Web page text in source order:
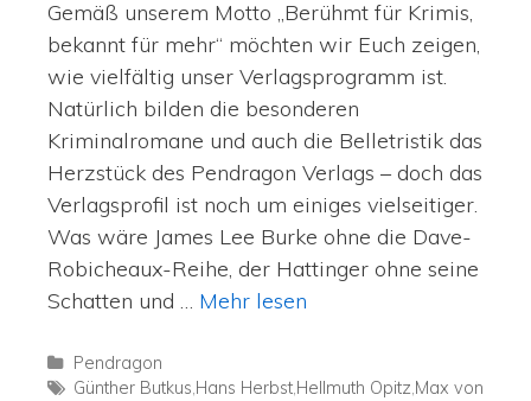
Gemäß unserem Motto „Berühmt für Krimis,
bekannt für mehr“ möchten wir Euch zeigen,
wie vielfältig unser Verlagsprogramm ist.
Natürlich bilden die besonderen
Kriminalromane und auch die Belletristik das
Herzstück des Pendragon Verlags – doch das
Verlagsprofil ist noch um einiges vielseitiger.
Was wäre James Lee Burke ohne die Dave-
Robicheaux-Reihe, der Hattinger ohne seine
Schatten und … Mehr lesen
Pendragon
Günther Butkus,Hans Herbst,Hellmuth Opitz,Max von